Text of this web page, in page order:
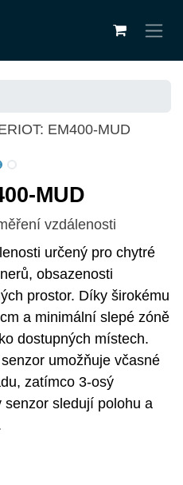
EM400-MUD
MUD
vzdálenosti
určený pro chytré
obsazenosti
prostor. Díky širokému
a minimální slepé zóně
dostupných místech.
umožňuje včasné
zatímco 3-osý
sledují polohu a